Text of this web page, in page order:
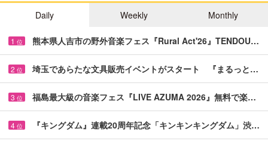
Daily
Weekly Monthly
1 位 熊本県人吉市の野外音楽フェス『Rural Act'26』TENDOU…
2 位 埼玉であらたな文具販売イベントがスタート 『まるっと…
3 位 福島最大級の音楽フェス『LIVE AZUMA 2026』無料で楽…
4 位 『キングダム』連載20周年記念「キンキンキングダム」渋…